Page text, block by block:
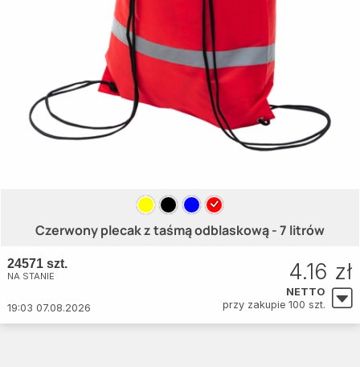
Czerwony plecak z taśmą odblaskową - 7 litrów
24571 szt.
NA STANIE
19:03 07.08.2026
4.16 zł
NETTO
przy zakupie 100 szt.